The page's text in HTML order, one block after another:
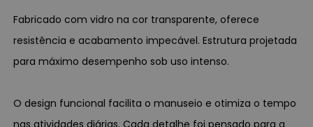
Fabricado com vidro na cor transparente, oferece
resistência e acabamento impecável. Estrutura projetada
para máximo desempenho sob uso intenso.
O design funcional facilita o manuseio e otimiza o tempo
nas atividades diárias. Cada detalhe foi pensado para a